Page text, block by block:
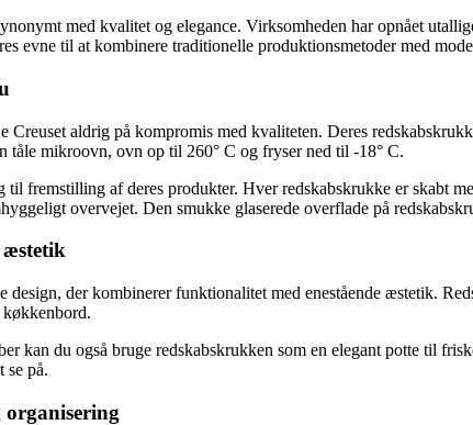
med kvalitet og elegance. Virksomheden har opnået
evne til at kombinere traditionelle produktionsmetoder med
aldrig på kompromis med kvaliteten. Deres
tåle mikroovn, ovn op til 260° C og fryser ned til -18° C.
fremstilling af deres produkter. Hver redskabskrukke er skabt
overvejet. Den smukke glaserede overflade på
æstetik
design, der kombinerer funktionalitet med enestående æstetik.
kan du også bruge redskabskrukken som en elegant potte til
se på.